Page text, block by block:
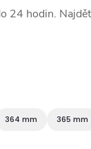
24 hodin.
364 mm 365 mm